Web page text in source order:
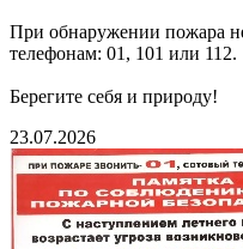
При обнаружении пожара
телефонам: 01, 101 или 112.
Берегите себя и природу!
23.07.2026